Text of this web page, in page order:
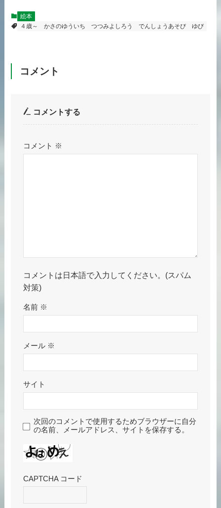
絵本
４歳～
かさのゆういち つつみよしろう でんしょうあそび ゆび
コメント
コメントする
コメント ※
コメントは日本語で入力してください。(スパム
対策)
名前 ※
メール ※
サイト
次回のコメントで使用するためブラウザーに自分
の名前、メールアドレス、サイトを保存する。
CAPTCHA コード